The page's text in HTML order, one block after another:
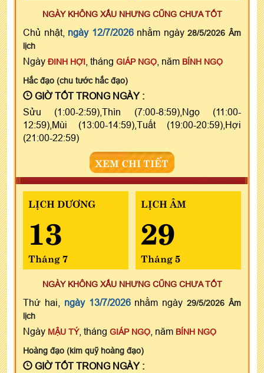
NGÀY KHÔNG XẤU NHƯNG CŨNG CHƯA TỐT
Chủ nhật, ngày 12/7/2026nhằm ngày28/5/2026 Âm
lịch
Ngày ĐINH HỢI , tháng GIÁP NGỌ , năm BÍNH NGỌ
Hắc đạo (chu tước hắc đạo)
GIỜ TỐT TRONG NGÀY :
Sửu (1:00-2:59),Thìn (7:00-8:59),Ngọ (11:00-
12:59),Mùi (13:00-14:59),Tuất (19:00-20:59),Hợi
(21:00-22:59)
XEM CHI TIẾT
LỊCH DƯƠNG
13
Tháng 7
LỊCH ÂM
29
Tháng 5
NGÀY KHÔNG XẤU NHƯNG CŨNG CHƯA TỐT
Thứ hai, ngày 13/7/2026nhằm ngày29/5/2026 Âm
lịch
Ngày MẬU TÝ, tháng GIÁP NGỌ , năm BÍNH NGỌ
Hoàng đạo (kim quỹ hoàng đạo)
GIỜ TỐT TRONG NGÀY :